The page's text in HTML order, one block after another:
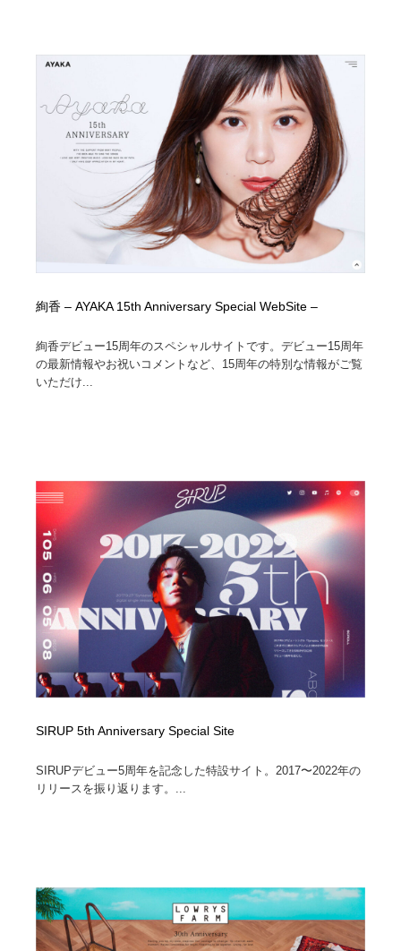
絢香 – AYAKA 15th Anniversary Special WebSite –
絢香デビュー15周年のスペシャルサイトです。デビュー15周年
の最新情報やお祝いコメントなど、15周年の特別な情報がご覧
いただけ...
SIRUP 5th Anniversary Special Site
SIRUPデビュー5周年を記念した特設サイト。2017〜2022年の
リリースを振り返ります。...